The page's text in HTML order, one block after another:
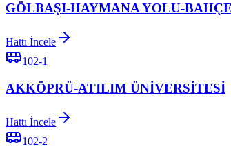
GÖLBAŞI-HAYMANA YOLU-
Hattı İncele
102-1
AKKÖPRÜ-ATILIM ÜNİVERSİTESİ
Hattı İncele
102-2